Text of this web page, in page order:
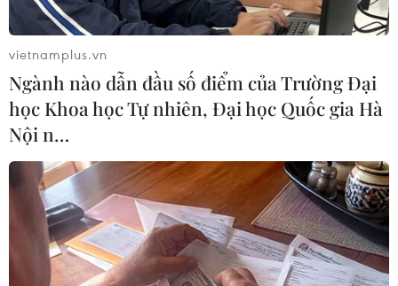
#Italy #Bức tranh bị đánh cắp
#Portrait of a Lady
#Trưng bày
#Triển lãm nghệ thuật
#tranh sơn dầu
Italy
Theo dõi VietnamPlus
vietnamplus.vn
Ngành nào dẫn đầu số điểm của Trường Đại
học Khoa học Tự nhiên, Đại học Quốc gia Hà
Nội n…